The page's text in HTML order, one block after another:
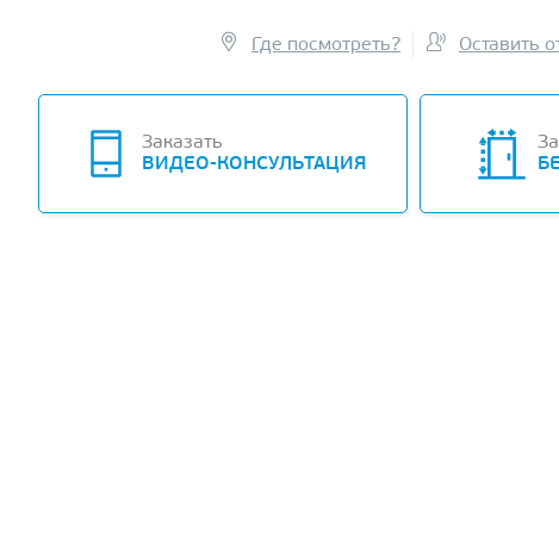
-10%
Где посмотреть? Оставить
Заказать
ВИДЕО-КОНСУЛЬТАЦИЯ